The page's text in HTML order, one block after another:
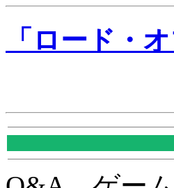
「ロード・